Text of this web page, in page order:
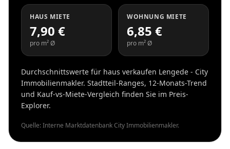
HAUS MIETE
7,90 €
pro m² Ø
WOHNUNG MIETE
6,85 €
pro m² Ø
Durchschnittswerte für haus verkaufen Lengede - City
Immobilienmakler. Stadtteil-Ranges, 12-Monats-Trend
und Kauf-vs-Miete-Vergleich finden Sie im Preis-
Explorer.
Quelle: Interne Marktdatenbank City Immobilienmakler.